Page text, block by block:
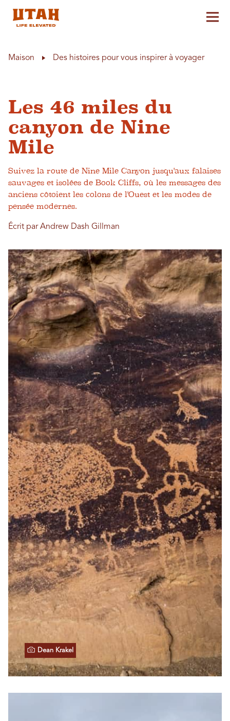
Maison Des histoires pour vous inspirer à voyager
Les 46 miles du
canyon de Nine
Mile
Suivez la route de Nine Mile Canyon jusqu'aux falaises
sauvages et isolées de Book Cliffs, où les messages des
anciens côtoient les colons de l'Ouest et les modes de
pensée modernes.
Écrit par Andrew Dash Gillman
Dean Krakel